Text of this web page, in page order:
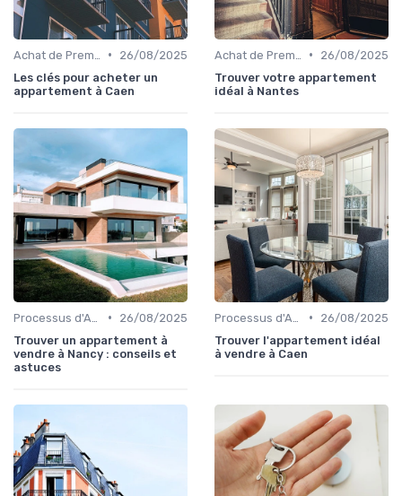
•
26/08/2025
Les clés pour acheter un
appartement à Caen
•
26/08/2025
Trouver votre appartement
idéal à Nantes
•
26/08/2025
Trouver un appartement à
vendre à Nancy : conseils et
astuces
•
26/08/2025
Trouver l'appartement idéal
à vendre à Caen